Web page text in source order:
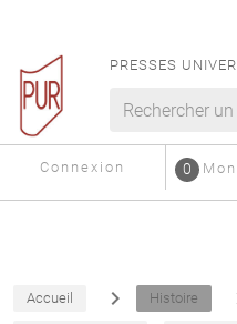
PRESSES
Connexion 0
Accueil navigate_next Histoire